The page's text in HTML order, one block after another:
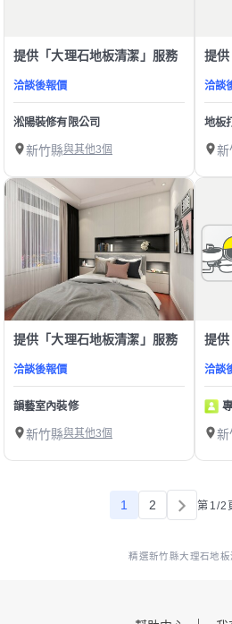
提供「大理石地板清潔」服務
洽談後報價
淞陽裝修有限公司
新竹縣與其他3個
提
洽談
地板
新
提供「大理石地板清潔」服務
洽談後報價
韻藝室內裝修
新竹縣與其他3個
提
洽談
新
1 2 第1/2
精選新竹縣大理石地板